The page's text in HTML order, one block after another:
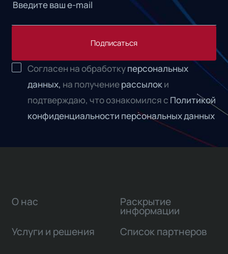
Подписаться
Согласен на обработкуперсональных
данных, на получениерассылок и
подтверждаю, что ознакомился с Политикой
конфиденциальности персональных данных
О нас
Услуги и решения
Раскрытие
информации
Список партнеров